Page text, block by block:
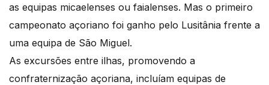
as equipas micaelenses ou faialenses. Mas o primeiro
campeonato açoriano foi ganho pelo Lusitânia frente a
uma equipa de São Miguel.
As excursões entre ilhas, promovendo a
confraternização açoriana, incluíam equipas de